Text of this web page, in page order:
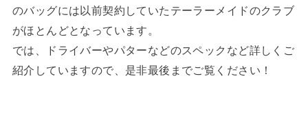
のバッグには以前契約していたテーラーメイドのクラブ
がほとんどとなっています。
では、ドライバーやパターなどのスペックなど詳しくご
紹介していますので、是非最後までご覧ください！